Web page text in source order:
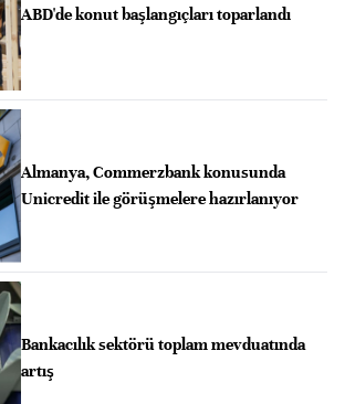
ABD'de konut başlangıçları toparlandı
Almanya, Commerzbank konusunda
Unicredit ile görüşmelere hazırlanıyor
Bankacılık sektörü toplam mevduatında
artış